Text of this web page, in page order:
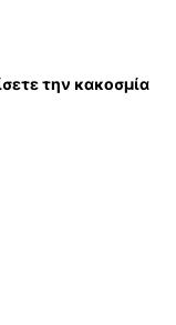
την κακοσμία